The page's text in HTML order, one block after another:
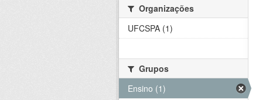
Organizações
UFCSPA (1)
Grupos
Ensino (1)